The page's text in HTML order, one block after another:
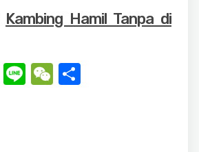
Kambing Hamil Tanpa di
W Li W